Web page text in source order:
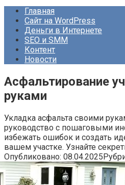
Главная
Сайт на WordPress
Деньги в Интернете
SEO и SMM
Контент
Новости
Асфальтирование
руками
Укладка асфальта своими
руководство с пошаговыми
избежать ошибок и создать
вашем участке. Узнайте
Опубликовано: 08.04.2025